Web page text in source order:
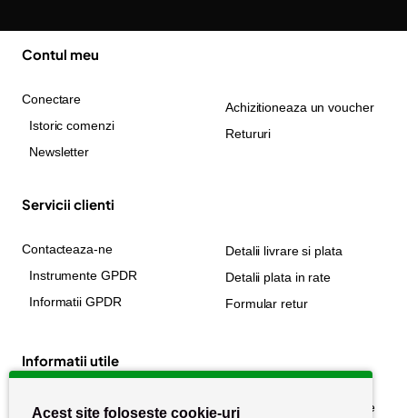
Contul meu
Conectare
Istoric comenzi
Newsletter
Achizitioneaza un voucher
Retururi
Servicii clienti
Contacteaza-ne
Instrumente GPDR
Informatii GPDR
Detalii livrare si plata
Detalii plata in rate
Formular retur
Informatii utile
Despre noi Politica de confidențialitate
Acest site folosește cookie-uri